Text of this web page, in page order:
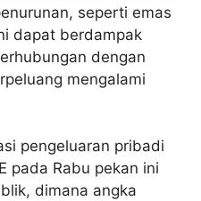
seperti emas
dapat berdampak
dengan
mengalami
pengeluaran pribadi
pada Rabu pekan ini
dimana angka